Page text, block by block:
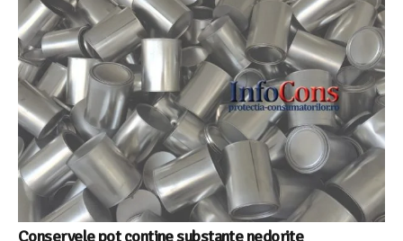
Conservele pot contine substante nedorite